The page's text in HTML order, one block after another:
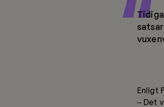
Enligt
– Det